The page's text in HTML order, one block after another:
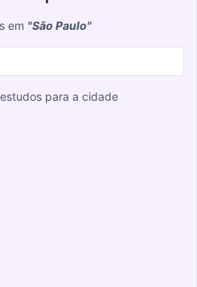
em "São Paulo"
para a cidade